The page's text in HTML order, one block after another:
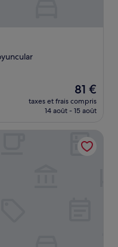
Le
nouveau
prix
de
81 €
81 €
taxes et frais compris
14 août - 15 août